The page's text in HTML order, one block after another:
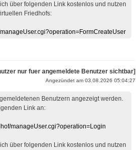
über folgenden Link kostenlos und nutzen
Friedhofs:
nur fuer angemeldete Benutzer sichtbar]
Angezündet am 03.08.2026 05:04:27
Benutzern angezeigt werden.
Link an:
manageUser.cgi?operation=Login
über folgenden Link kostenlos und nutzen